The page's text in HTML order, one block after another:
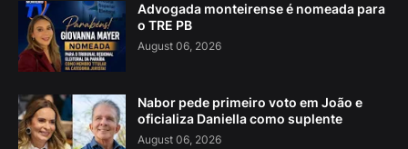
Advogada monteirense é nomeada para
o TRE PB
August 06, 2026
Nabor pede primeiro voto em João e
oficializa Daniella como suplente
August 06, 2026